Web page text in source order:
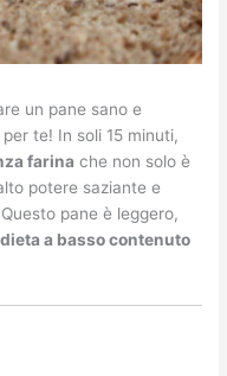
un pane sano e
te! In soli 15 minuti,
farina che non solo è
potere saziante e
pane è leggero,
dieta a basso contenuto